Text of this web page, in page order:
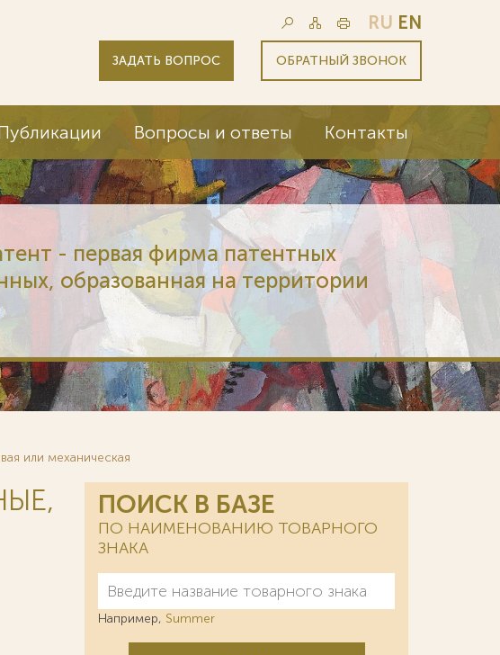
RU EN
ЗАДАТЬ ВОПРОС ОБРАТНЫЙ ЗВОНОК
Вопросы и ответы Контакты
- первая фирма патентных
образованная на территории
или механическая
ПОИСК В БАЗЕ
ПО НАИМЕНОВАНИЮ ТОВАРНОГО
ЗНАКА
Например, Summer